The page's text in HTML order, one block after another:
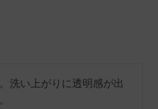
洗い上がりに透明感が出